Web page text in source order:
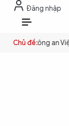
Đăng nhập
VI
Chủ đề:Công an